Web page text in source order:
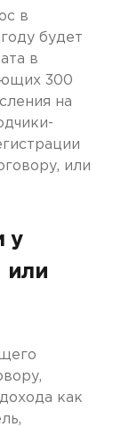
в
будет
в
300
на
или
у
или
как